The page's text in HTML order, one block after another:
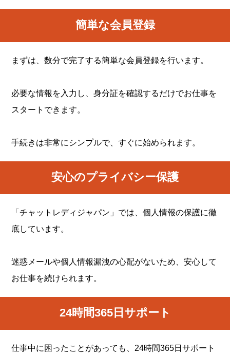
簡単な会員登録
まずは、数分で完了する簡単な会員登録を行います。
必要な情報を入力し、身分証を確認するだけでお仕事を
スタートできます。
手続きは非常にシンプルで、すぐに始められます。
安心のプライバシー保護
「チャットレディジャパン」では、個人情報の保護に徹
底しています。
迷惑メールや個人情報漏洩の心配がないため、安心して
お仕事を続けられます。
24時間365日サポート
仕事中に困ったことがあっても、24時間365日サポート